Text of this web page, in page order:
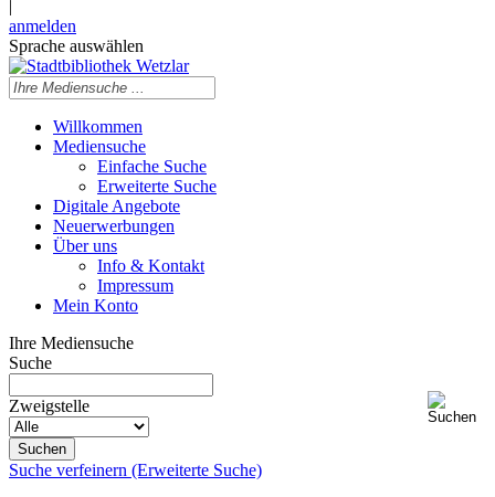
|
anmelden
Sprache auswählen
Willkommen
Mediensuche
Einfache Suche
Erweiterte Suche
Digitale Angebote
Neuerwerbungen
Über uns
Info & Kontakt
Impressum
Mein Konto
Ihre Mediensuche
Suche
Zweigstelle
Suche verfeinern (Erweiterte Suche)